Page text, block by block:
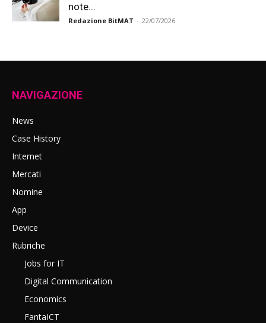
note...
Redazione BitMAT - 22/07/2026
NAVIGAZIONE
News
Case History
Internet
Mercati
Nomine
App
Device
Rubriche
Jobs for IT
Digital Communication
Economics
FantaICT